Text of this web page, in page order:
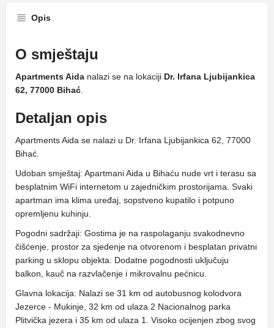
Opis
O smještaju
Apartments Aida nalazi se na lokaciji Dr. Irfana Ljubijankica
62, 77000 Bihać
Detaljan opis
Apartments Aida se nalazi u Dr. Irfana Ljubijankica 62, 77000
Bihać.
Udoban smještaj: Apartmani Aida u Bihaću nude vrt i terasu sa
besplatnim WiFi internetom u zajedničkim prostorijama. Svaki
apartman ima klima uređaj, sopstveno kupatilo i potpuno
opremljenu kuhinju.
Pogodni sadržaji: Gostima je na raspolaganju svakodnevno
čišćenje, prostor za sjedenje na otvorenom i besplatan privatni
parking u sklopu objekta. Dodatne pogodnosti uključuju
balkon, kauč na razvlačenje i mikrovalnu pećnicu.
Glavna lokacija: Nalazi se 31 km od autobusnog kolodvora
Jezerce - Mukinje, 32 km od ulaza 2 Nacionalnog parka
Plitvička jezera i 35 km od ulaza 1. Visoko ocijenjen zbog svog